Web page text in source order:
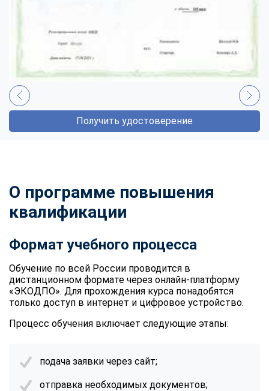
Получить удостоверение
О программе повышения
квалификации
Формат учебного процесса
Обучение по всей России проводится в
дистанционном формате через онлайн-платформу
«ЭКОДПО». Для прохождения курса понадобятся
только доступ в интернет и цифровое устройство.
Процесс обучения включает следующие этапы:
подача заявки через сайт;
отправка необходимых документов;